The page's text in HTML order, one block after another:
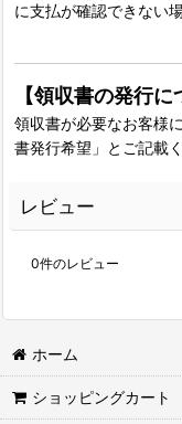
に支払が確認できない
【領収書の発行に
領収書が必要なお客様
書発行希望」とご記載く
レビュー
0件のレビュー
ホーム
ショッピングカート